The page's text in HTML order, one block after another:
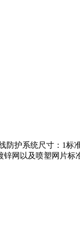
系统尺寸：1标准
锌网以及喷塑网片